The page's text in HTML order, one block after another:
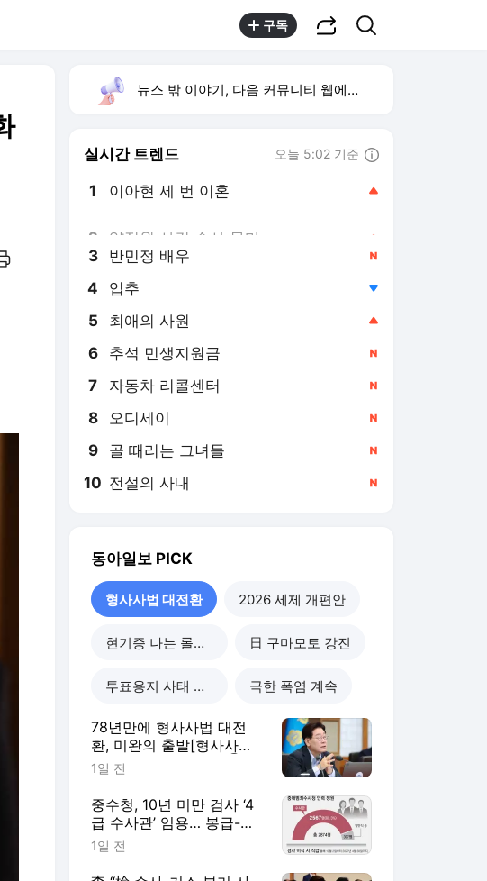
구독
뉴스 밖 이야기, 다음 커뮤니티 웹에서 보기
실시간 트렌드 오늘 5:02 기준
1 이아현 세 번 이혼
3 반민정 배우
4 입추
5 최애의 사원
6 추석 민생지원금
7 자동차 리콜센터
8 오디세이
9 골 때리는 그녀들
10 전설의 사내
동아일보 PICK
형사사법 대전환 2026 세제 개편안
현기증 나는 롤러코스피 日 구마모토 강진
투표용지 사태 후폭풍 극한 폭염 계속
78년만에 형사사법 대전
환, 미완의 출발[형사사법
대전환, 미완의 출발/①]
1일 전
중수청, 10년 미만 검사 ‘4
급 수사관’ 임용… 봉급-정
년은 유지[형사사법 대전
1일 전